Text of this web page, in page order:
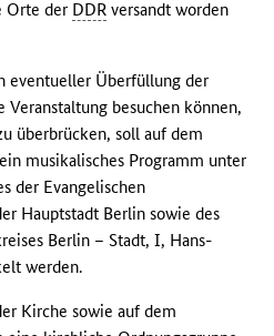
Orte der DDR versandt worden
eventueller Überfüllung der
besuchen können,
überbrücken, soll auf dem
musikalisches Programm unter
der Evangelischen
Hauptstadt Berlin sowie des
Berlin – Stadt, I, Hans-
werden.
Kirche sowie auf dem